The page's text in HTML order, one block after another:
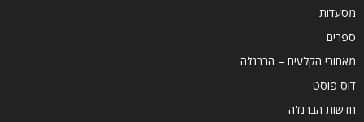
מסעדות
ספרים
מאחורי הקלעים – הברנז'ה
דוס פוסט
חדשות הברנז'ה